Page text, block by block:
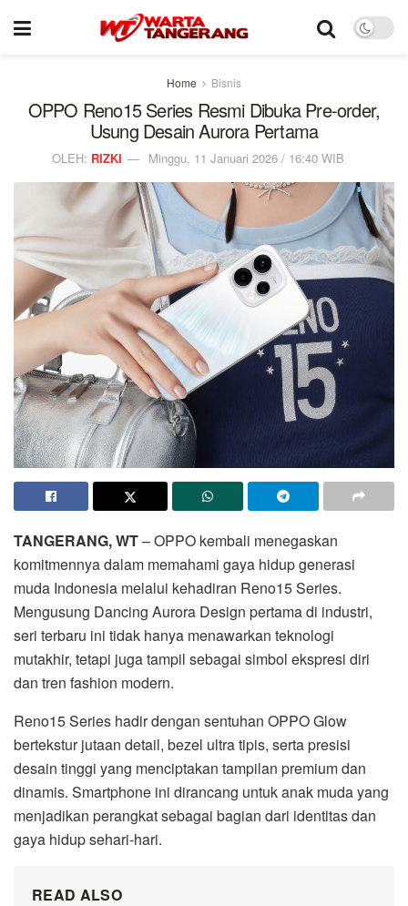
Home Bisnis
OPPO Reno15 Series Resmi Dibuka Pre-order,
Usung Desain Aurora Pertama
OLEH: RIZKI Minggu, 11 Januari 2026 / 16:40 WIB
TANGERANG, WT– OPPO kembali menegaskan
komitmennya dalam memahami gaya hidup generasi
muda Indonesia melalui kehadiran Reno15 Series.
Mengusung Dancing Aurora Design pertama di industri,
seri terbaru ini tidak hanya menawarkan teknologi
mutakhir, tetapi juga tampil sebagai simbol ekspresi diri
dan tren fashion modern.
Reno15 Series hadir dengan sentuhan OPPO Glow
bertekstur jutaan detail, bezel ultra tipis, serta presisi
desain tinggi yang menciptakan tampilan premium dan
dinamis. Smartphone ini dirancang untuk anak muda yang
menjadikan perangkat sebagai bagian dari identitas dan
gaya hidup sehari-hari.
READ ALSO